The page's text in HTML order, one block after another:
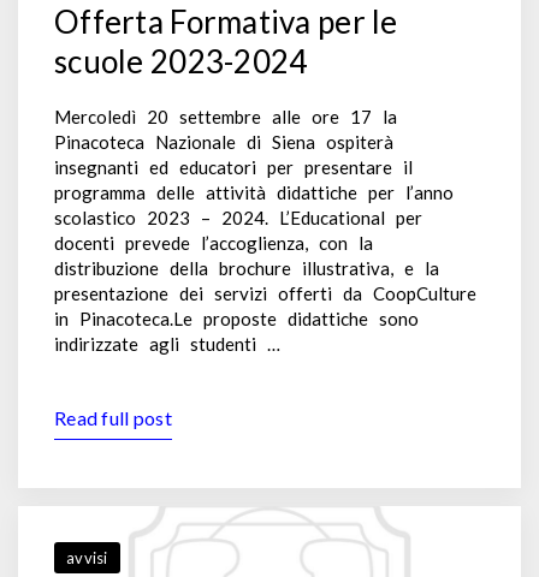
Offerta Formativa per le
scuole 2023-2024
Mercoledì 20 settembre alle ore 17 la
Pinacoteca Nazionale di Siena ospiterà
insegnanti ed educatori per presentare il
programma delle attività didattiche per l’anno
scolastico 2023 – 2024. L’Educational per
docenti prevede l’accoglienza, con la
distribuzione della brochure illustrativa, e la
presentazione dei servizi offerti da CoopCulture
in Pinacoteca.Le proposte didattiche sono
indirizzate agli studenti …
Read full post
avvisi